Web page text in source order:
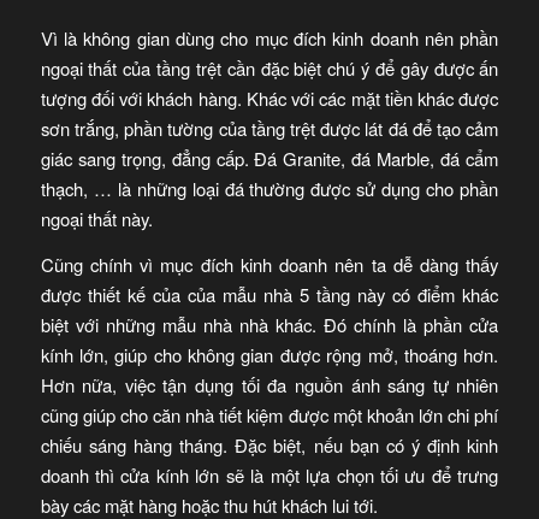
Vì là không gian dùng cho mục đích kinh doanh nên phần
ngoại thất của tầng trệt cần đặc biệt chú ý để gây được ấn
tượng đối với khách hàng. Khác với các mặt tiền khác được
sơn trắng, phần tường của tầng trệt được lát đá để tạo cảm
giác sang trọng, đẳng cấp. Đá Granite, đá Marble, đá cẩm
thạch, … là những loại đá thường được sử dụng cho phần
ngoại thất này.
Cũng chính vì mục đích kinh doanh nên ta dễ dàng thấy
được thiết kế của của mẫu nhà 5 tầng này có điểm khác
biệt với những mẫu nhà nhà khác. Đó chính là phần cửa
kính lớn, giúp cho không gian được rộng mở, thoáng hơn.
Hơn nữa, việc tận dụng tối đa nguồn ánh sáng tự nhiên
cũng giúp cho căn nhà tiết kiệm được một khoản lớn chi phí
chiếu sáng hàng tháng. Đặc biệt, nếu bạn có ý định kinh
doanh thì cửa kính lớn sẽ là một lựa chọn tối ưu để trưng
bày các mặt hàng hoặc thu hút khách lui tới.